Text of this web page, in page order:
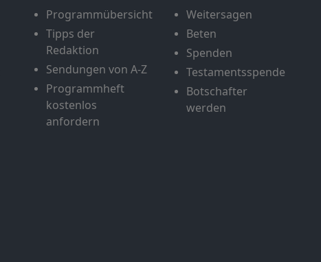
Programmübersicht
Tipps der
Redaktion
Sendungen von A-Z
Programmheft
kostenlos
anfordern
Weitersagen
Beten
Spenden
Testamentsspende
Botschafter
werden